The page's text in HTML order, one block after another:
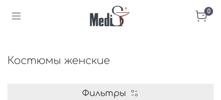
0
Костюмы женские
Фильтры